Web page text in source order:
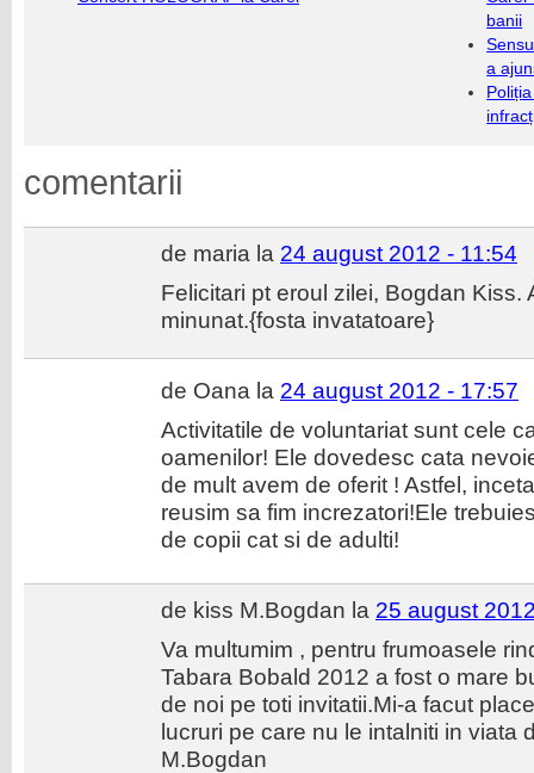
banii
a
comentarii
de maria la 24 august 2012 - 11:54
Felicitari pt eroul zilei, Bogdan Kiss.
minunat.{fosta invatatoare}
de Oana la 24 august 2012 - 17:57
Activitatile de voluntariat sunt cele
oamenilor! Ele dovedesc cata
de mult avem de oferit ! Astfel,
reusim sa fim increzatori!Ele
de copii cat si de adulti!
de kiss M.Bogdan la 25 august
Va multumim , pentru frumoasele
Tabara Bobald 2012 a fost o mare
de noi pe toti invitatii.Mi-a facut
lucruri pe care nu le intalniti in viata
M.Bogdan